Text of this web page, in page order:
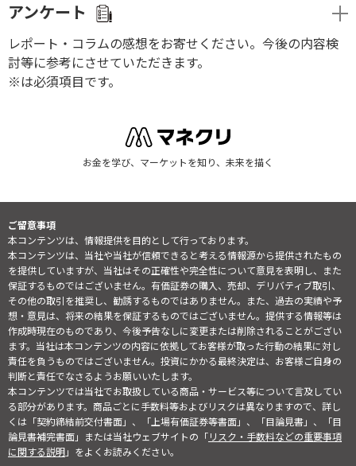
アンケート
レポート・コラムの感想をお寄せください。今後の内容検
討等に参考にさせていただきます。
※は必須項目です。
お金を学び、マーケットを知り、未来を描く
ご留意事項
本コンテンツは、情報提供を目的として行っております。
本コンテンツは、当社や当社が信頼できると考える情報源から提供されたもの
を提供していますが、当社はその正確性や完全性について意見を表明し、また
保証するものではございません。有価証券の購入、売却、デリバティブ取引、
その他の取引を推奨し、勧誘するものではありません。また、過去の実績や予
想・意見は、将来の結果を保証するものではございません。提供する情報等は
作成時現在のものであり、今後予告なしに変更または削除されることがござい
ます。当社は本コンテンツの内容に依拠してお客様が取った行動の結果に対し
責任を負うものではございません。投資にかかる最終決定は、お客様ご自身の
判断と責任でなさるようお願いいたします。
本コンテンツでは当社でお取扱している商品・サービス等について言及してい
る部分があります。商品ごとに手数料等およびリスクは異なりますので、詳し
くは「契約締結前交付書面」、「上場有価証券等書面」、「目論見書」、「目
論見書補完書面」または当社ウェブサイトの「リスク・手数料などの重要事項
に関する説明」をよくお読みください。